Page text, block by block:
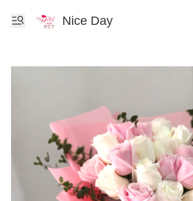
Nice Day